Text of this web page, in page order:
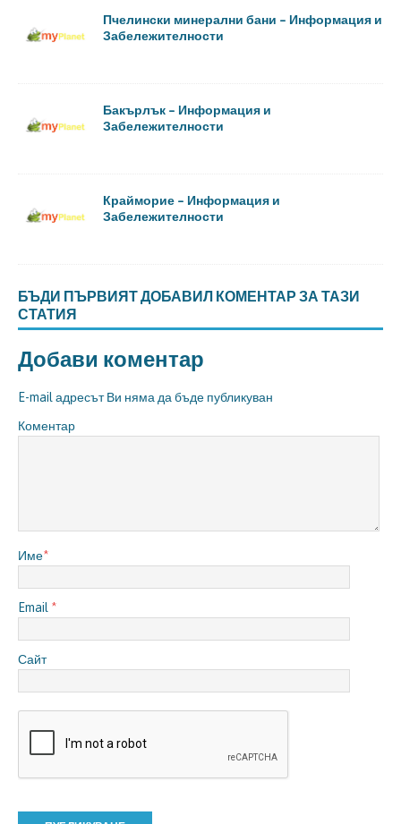
Пчелински минерални бани – Информация и
Забележителности
Бакърлък – Информация и
Забележителности
Крайморие – Информация и
Забележителности
БЪДИ ПЪРВИЯТ ДОБАВИЛ КОМЕНТАР ЗА ТАЗИ
СТАТИЯ
Добави коментар
E-mail адресът Ви няма да бъде публикуван
Коментар
Име*
Email *
Сайт